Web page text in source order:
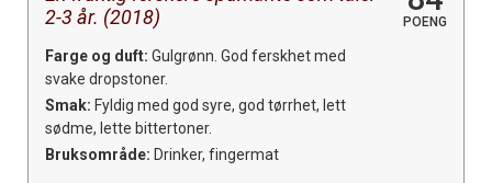
2-3 år. (2018)
POENG
Farge og duft: Gulgrønn. God ferskhet med
svake dropstoner.
Smak: Fyldig med god syre, god tørrhet, lett
sødme, lette bittertoner.
Bruksområde: Drinker, fingermat